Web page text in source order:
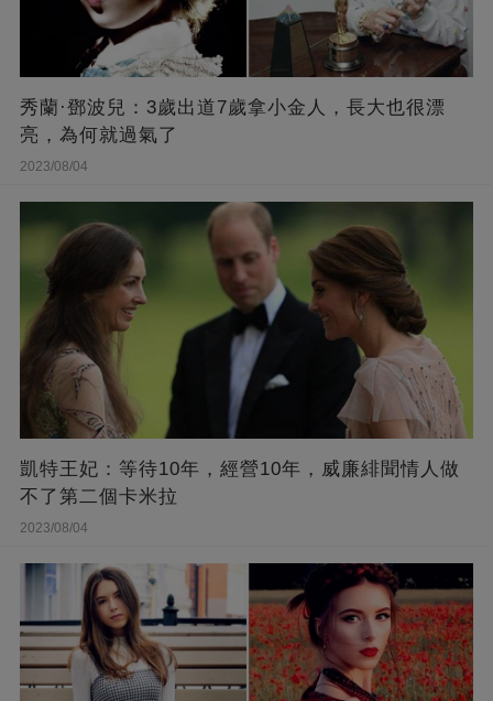
秀蘭·鄧波兒：3歲出道7歲拿小金人，長大也很漂
亮，為何就過氣了
2023/08/04
凱特王妃：等待10年，經營10年，威廉緋聞情人做
不了第二個卡米拉
2023/08/04